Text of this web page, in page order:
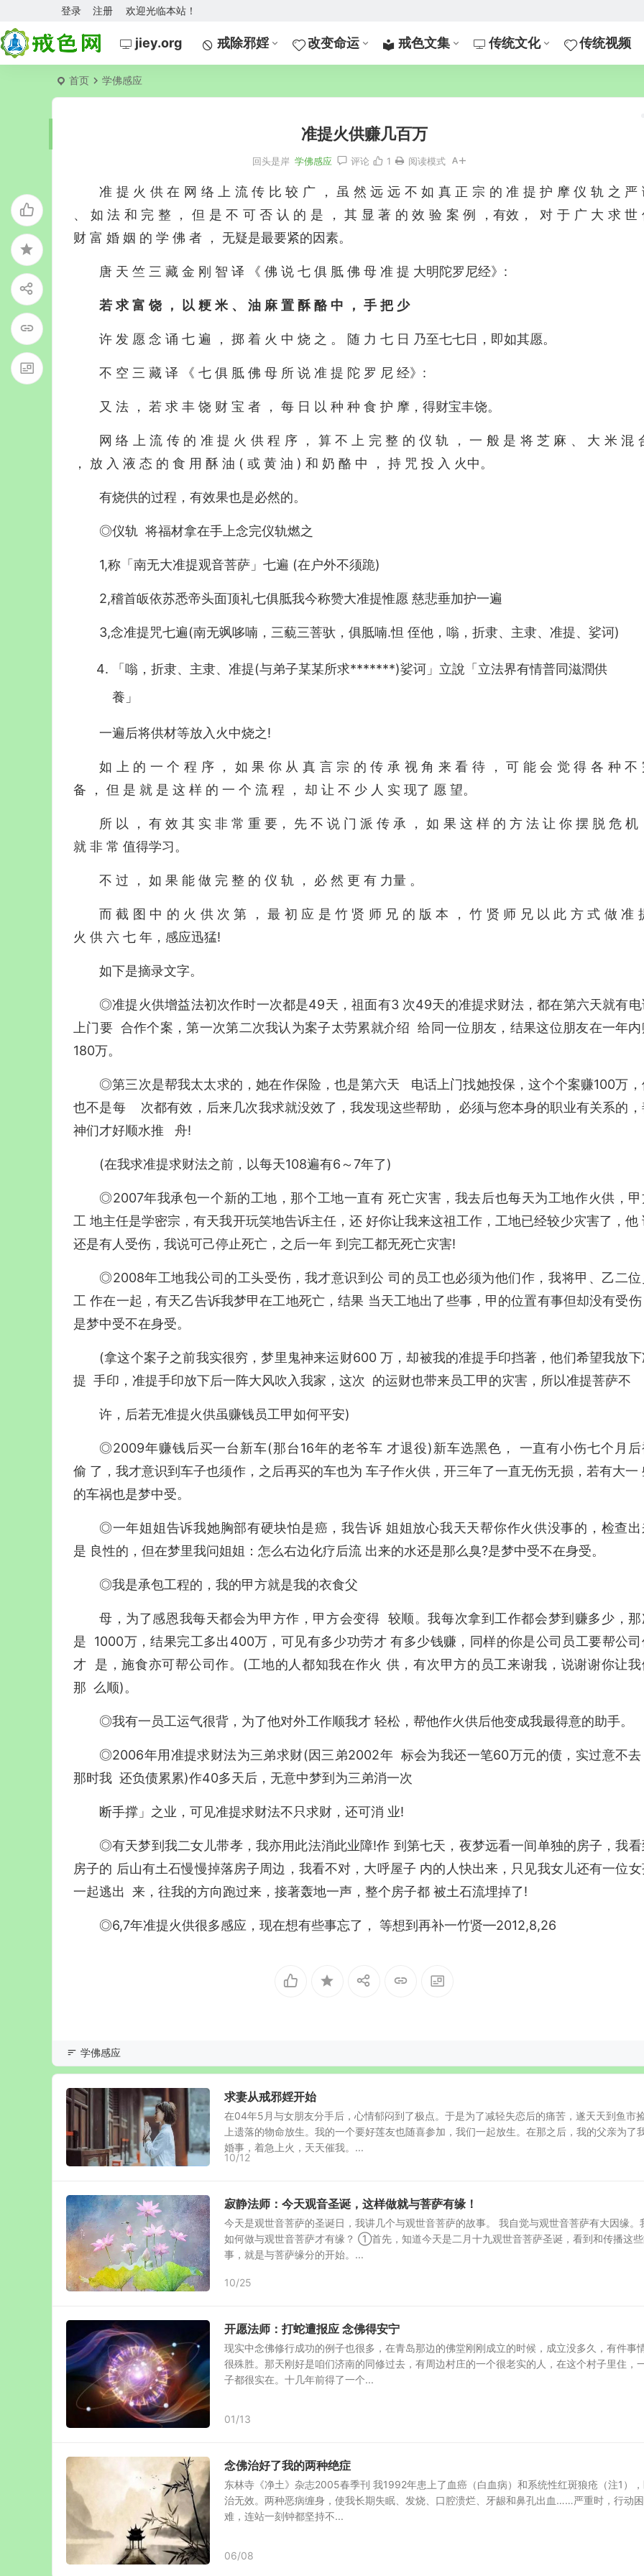
欢迎光临本站！
登录 注册
jiey.org 戒除邪婬 改变命运 戒色文集 传统文化 传统视频
首页 学佛感应
准提火供赚几百万
回头是岸 学佛感应 评论 1 阅读模式
准 提 火 供 在 网 络 上 流 传 比 较 广 ， 虽 然 远 远 不 如 真 正 宗 的 准 提 护 摩 仪 轨 之 严
、 如 法 和 完 整 ， 但 是 不 可 否 认 的 是 ， 其 显 著 的 效 验 案 例 ，有效， 对 于 广 大 求 世
财 富 婚 姻 的 学 佛 者 ， 无疑是最要紧的因素。
唐 天 竺 三 藏 金 刚 智 译 《 佛 说 七 俱 胝 佛 母 准 提 大明陀罗尼经》:
若 求 富 饶 ， 以 粳 米 、 油 麻 置 酥 酪 中 ， 手 把 少
许 发 愿 念 诵 七 遍 ， 掷 着 火 中 烧 之 。 随 力 七 日 乃至七七日，即如其愿。
不 空 三 藏 译 《 七 俱 胝 佛 母 所 说 准 提 陀 罗 尼 经》:
又 法 ， 若 求 丰 饶 财 宝 者 ， 每 日 以 种 种 食 护 摩，得财宝丰饶。
网 络 上 流 传 的 准 提 火 供 程 序 ， 算 不 上 完 整 的 仪 轨 ， 一 般 是 将 芝 麻 、 大 米 混
， 放 入 液 态 的 食 用 酥 油 ( 或 黄 油 ) 和 奶 酪 中 ， 持 咒 投 入 火中。
有烧供的过程，有效果也是必然的。
◎仪轨 将福材拿在手上念完仪轨燃之
1,称「南无大准提观音菩萨」七遍 (在户外不须跪)
2,稽首皈依苏悉帝头面顶礼七俱胝我今称赞大准提惟愿 慈悲垂加护一遍
3,念准提咒七遍(南无飒哆喃，三藐三菩驮，俱胝喃.怛 侄他，嗡，折隶、主隶、准提、娑诃)
「嗡，折隶、主隶、准提(与弟子某某所求*******)娑诃」立說「立法界有情普同滋潤供
養」
一遍后将供材等放入火中烧之!
如 上 的 一 个 程 序 ， 如 果 你 从 真 言 宗 的 传 承 视 角 来 看 待 ， 可 能 会 觉 得 各 种 不
备 ， 但 是 就 是 这 样 的 一 个 流 程 ， 却 让 不 少 人 实 现了 愿 望。
所 以 ， 有 效 其 实 非 常 重 要， 先 不 说 门 派 传 承 ， 如 果 这 样 的 方 法 让 你 摆 脱 危 机
就 非 常 值得学习。
不 过 ， 如 果 能 做 完 整 的 仪 轨 ， 必 然 更 有 力量 。
而 截 图 中 的 火 供 次 第 ， 最 初 应 是 竹 贤 师 兄 的 版 本 ， 竹 贤 师 兄 以 此 方 式 做 准
火 供 六 七 年，感应迅猛!
如下是摘录文字。
◎准提火供增益法初次作时一次都是49天，祖面有3 次49天的准提求财法，都在第六天就有电
上门要 合作个案，第一次第二次我认为案子太劳累就介绍 给同一位朋友，结果这位朋友在一年
180万。
◎第三次是帮我太太求的，她在作保险，也是第六天 电话上门找她投保，这个个案赚100万，
也不是每 次都有效，后来几次我求就没效了，我发现这些帮助， 必须与您本身的职业有关系的，
神们才好顺水推 舟!
(在我求准提求财法之前，以每天108遍有6～7年了)
◎2007年我承包一个新的工地，那个工地一直有 死亡灾害，我去后也每天为工地作火供，甲
工 地主任是学密宗，有天我开玩笑地告诉主任，还 好你让我来这祖工作，工地已经较少灾害了，他
还是有人受伤，我说可己停止死亡，之后一年 到完工都无死亡灾害!
◎2008年工地我公司的工头受伤，我才意识到公 司的员工也必须为他们作，我将甲、乙二位
工 作在一起，有天乙告诉我梦甲在工地死亡，结果 当天工地出了些事，甲的位置有事但却没有受伤
是梦中受不在身受。
(拿这个案子之前我实很穷，梦里鬼神来运财600 万，却被我的准提手印挡著，他们希望我放
提 手印，准提手印放下后一阵大风吹入我家，这次 的运财也带来员工甲的灾害，所以准提菩萨不
许，后若无准提火供虽赚钱员工甲如何平安)
◎2009年赚钱后买一台新车(那台16年的老爷车 才退役)新车选黑色， 一直有小伤七个月后
偷 了，我才意识到车子也须作，之后再买的车也为 车子作火供，开三年了一直无伤无损，若有大一
的车祸也是梦中受。
◎一年姐姐告诉我她胸部有硬块怕是癌，我告诉 姐姐放心我天天帮你作火供没事的，检查出
是 良性的，但在梦里我问姐姐：怎么右边化疗后流 出来的水还是那么臭?是梦中受不在身受。
◎我是承包工程的，我的甲方就是我的衣食父
母，为了感恩我每天都会为甲方作，甲方会变得 较顺。我每次拿到工作都会梦到赚多少，那
是 1000万，结果完工多出400万，可见有多少功劳才 有多少钱赚，同样的你是公司员工要帮公司
才 是，施食亦可帮公司作。(工地的人都知我在作火 供，有次甲方的员工来谢我，说谢谢你让我
那 么顺)。
◎我有一员工运气很背，为了他对外工作顺我才 轻松，帮他作火供后他变成我最得意的助手。
◎2006年用准提求财法为三弟求财(因三弟2002年 标会为我还一笔60万元的债，实过意不去
那时我 还负债累累)作40多天后，无意中梦到为三弟消一次
断手撑」之业，可见准提求财法不只求财，还可消 业!
◎有天梦到我二女儿带孝，我亦用此法消此业障!作 到第七天，夜梦远看一间单独的房子，我看
房子的 后山有土石慢慢掉落房子周边，我看不对，大呼屋子 内的人快出来，只见我女儿还有一位
一起逃出 来，往我的方向跑过来，接著轰地一声，整个房子都 被土石流埋掉了!
◎6,7年准提火供很多感应，现在想有些事忘了， 等想到再补一竹贤—2012,8,26
学佛感应
求妻从戒邪婬开始
在04年5月与女朋友分手后，心情郁闷到了极点。于是为了减轻失恋后的痛苦，遂天天到鱼市
上遗落的物命放生。我的一个要好莲友也随喜参加，我们一起放生。在那之后，我的父亲为了
婚事，着急上火，天天催我。...
10/12
寂静法师：今天观音圣诞，这样做就与菩萨有缘！
今天是观世音菩萨的圣诞日，我讲几个与观世音菩萨的故事。 我自觉与观世音菩萨有大因缘。
如何做与观世音菩萨才有缘？ ①首先，知道今天是二月十九观世音菩萨圣诞，看到和传播这
事，就是与菩萨缘分的开始。...
10/25
开愿法师：打蛇遭报应 念佛得安宁
现实中念佛修行成功的例子也很多，在青岛那边的佛堂刚刚成立的时候，成立没多久，有件事
很殊胜。那天刚好是咱们济南的同修过去，有周边村庄的一个很老实的人，在这个村子里住，
子都很实在。十几年前得了一个...
01/13
念佛治好了我的两种绝症
东林寺《净土》杂志2005春季刊 我1992年患上了血癌（白血病）和系统性红斑狼疮（注1）
治无效。两种恶病缠身，使我长期失眠、发烧、口腔溃烂、牙龈和鼻孔出血……严重时，行动困
难，连站一刻钟都坚持不...
06/08